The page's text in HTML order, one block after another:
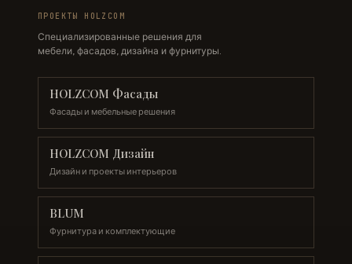
ПРОЕКТЫ HOLZCOM
Специализированные решения для
мебели, фасадов, дизайна и фурнитуры.
HOLZCOM Фасады
Фасады и мебельные решения
HOLZCOM Дизайн
Дизайн и проекты интерьеров
BLUM
Фурнитура и комплектующие